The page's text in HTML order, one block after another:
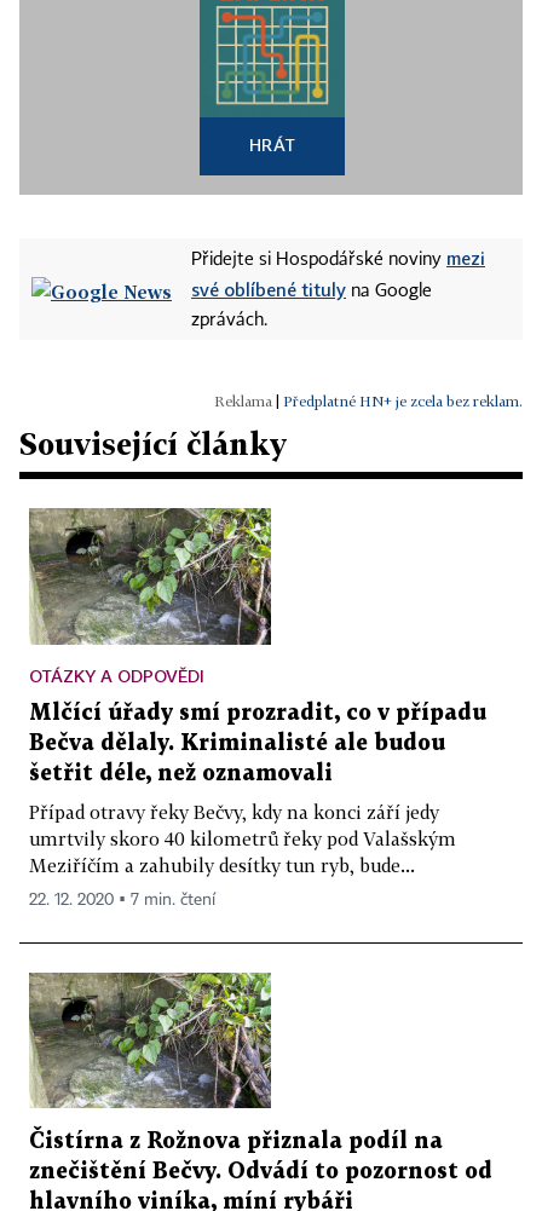
HRÁT
Přidejte si Hospodářské noviny mezi
své oblíbené tituly na Google
zprávách.
Předplatné HN+ je zcela bez reklam.
Související články
OTÁZKY A ODPOVĚDI
Mlčící úřady smí prozradit, co v případu
Bečva dělaly. Kriminalisté ale budou
šetřit déle, než oznamovali
Případ otravy řeky Bečvy, kdy na konci září jedy
umrtvily skoro 40 kilometrů řeky pod Valašským
Meziříčím a zahubily desítky tun ryb, bude...
22. 12. 2020 ▪ 7 min. čtení
Čistírna z Rožnova přiznala podíl na
znečištění Bečvy. Odvádí to pozornost od
hlavního viníka, míní rybáři